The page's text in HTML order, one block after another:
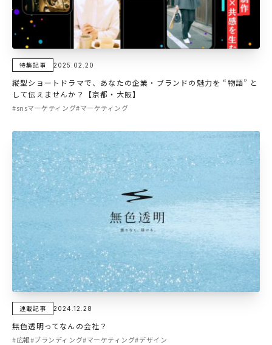
特集記事 2025.02.20
縦型ショートドラマで、あなたの企業・ブランドの魅力を “物語” と
して伝えませんか？【京都・大阪】
#snsマーケティング#マーケティング
連載記事 2024.12.28
無色透明ってなんの会社？
#広報#ブランディング#マーケティング#デザイン